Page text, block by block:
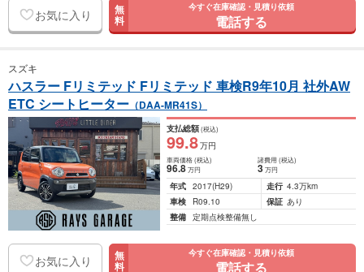
お気に入り 無
料
今すぐ在庫確認・見積り依頼
電話する
スズキ
ハスラー Fリミテッド Fリミテッド 車検R9年10月 社外AW
ETC シートヒーター （DAA-MR41S）
支払総額(税込)
99.8万円
車両価格(税込)
96.8万円
諸費用 (税込)
3 万円
年式 2017(H29) 走行 4.3万km
車検
R09.10 保証 あり
整備 定期点検整備無し
お気に入り 無
料
今すぐ在庫確認・見積り依頼
電話する